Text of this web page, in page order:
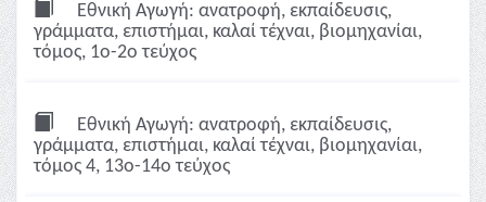
Εθνική Αγωγή: ανατροφή, εκπαίδευσις,
γράμματα, επιστήμαι, καλαί τέχναι, βιομηχανίαι,
τόμος, 1ο-2ο τεύχος
Εθνική Αγωγή: ανατροφή, εκπαίδευσις,
γράμματα, επιστήμαι, καλαί τέχναι, βιομηχανίαι,
τόμος 4, 13ο-14ο τεύχος